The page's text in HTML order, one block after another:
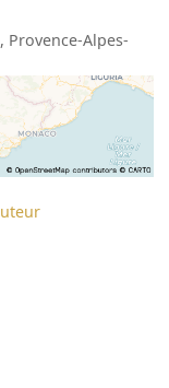
, Provence-Alpes-